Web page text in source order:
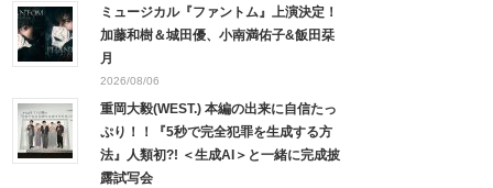
ミュージカル『ファントム』上演決定！
加藤和樹＆城田優、小南満佑子&飯田栞
月
2026/08/06
重岡大毅(WEST.) 本編の出来に自信たっ
ぷり！！『5秒で完全犯罪を生成する方
法』人類初?! ＜生成AI＞と一緒に完成披
露試写会